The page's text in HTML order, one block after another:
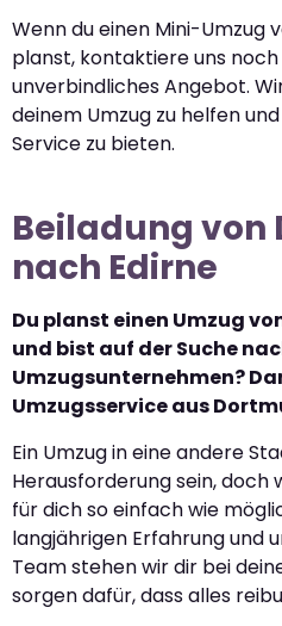
Wenn du einen Mini-Umzug
planst, kontaktiere uns
unverbindliches Angebot.
deinem Umzug zu helfen
Service zu bieten.
Beiladung von
nach Edirne
Du planst einen Umzug
und bist auf der Suche
Umzugsunternehmen?
Umzugsservice aus
Ein Umzug in eine andere
Herausforderung sein, doch
für dich so einfach wie
langjährigen Erfahrung und
Team stehen wir dir bei
sorgen dafür, dass alles